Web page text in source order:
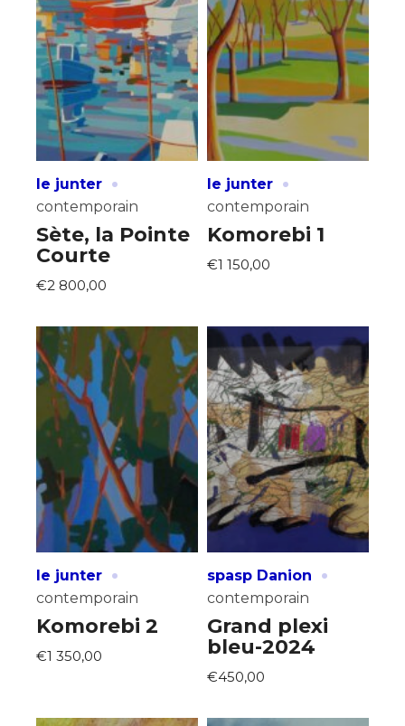
le junter ·
contemporain
Sète, la Pointe
Courte
€2 800,00
le junter ·
contemporain
Komorebi 1
€1 150,00
le junter ·
contemporain
Komorebi 2
€1 350,00
spasp Danion ·
contemporain
Grand plexi
bleu-2024
€450,00